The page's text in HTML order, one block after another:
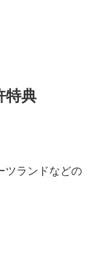
特典
ツランドなどの